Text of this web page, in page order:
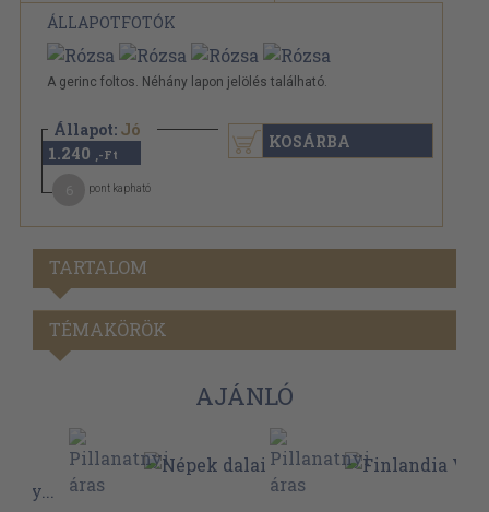
ÁLLAPOTFOTÓK
A gerinc foltos. Néhány lapon jelölés található.
Állapot: Jó
1.240 ,-Ft
pont kapható
KOSÁRBA
TARTALOM
TÉMAKÖRÖK
AJÁNLÓ